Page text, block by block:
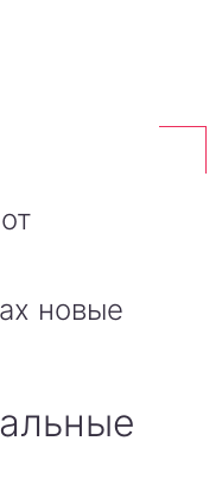
новые